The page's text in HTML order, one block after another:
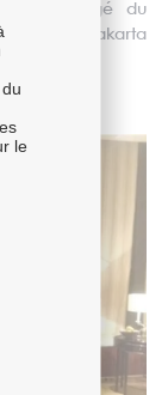
chargé du
rendait à Jakarta
le